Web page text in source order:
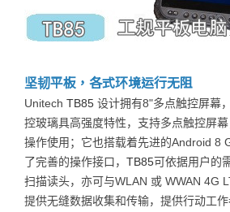
坚韧平板，各式环境运行无阻
Unitech TB85 设计拥有8"多点触控屏幕
控玻璃具高强度特性，支持多点触控屏
操作使用；它也搭载着先进的Android 8
了完善的操作接口， TB85可依据用户的
扫描读头，亦可与WLAN 或 WWAN 4G
提供无缝数据收集和传输，提供行动工